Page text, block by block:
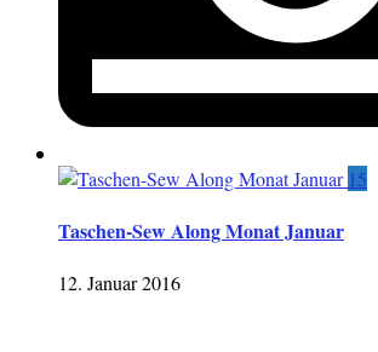
15
Taschen-Sew Along Monat Januar
12. Januar 2016